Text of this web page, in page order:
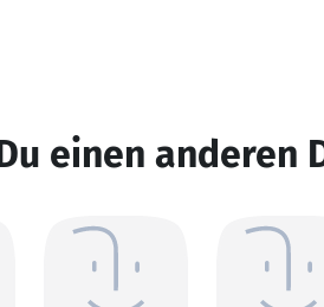
einen anderen